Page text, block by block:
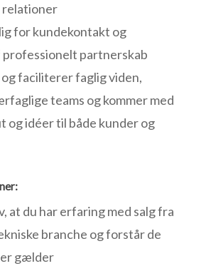
relationer
for kundekontakt og
professionelt partnerskab
faciliterer faglig viden,
teams og kommer med
og idéer til både kunder og
at du har erfaring med salg fra
branche og forstår de
gælder